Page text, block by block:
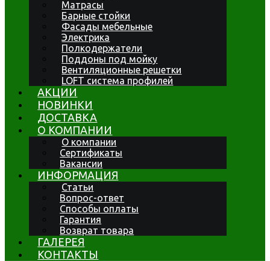
Матрасы
Барные стойки
Фасады мебельные
Электрика
Полкодержатели
Поддоны под мойку
Вентиляционные решетки
LOFT система профилей
АКЦИИ
НОВИНКИ
ДОСТАВКА
О КОМПАНИИ
О компании
Сертификаты
Вакансии
ИНФОРМАЦИЯ
Статьи
Вопрос-ответ
Способы оплаты
Гарантия
Возврат товара
ГАЛЕРЕЯ
КОНТАКТЫ